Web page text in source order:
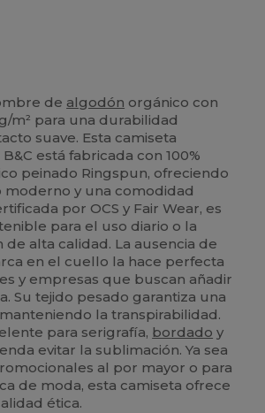
de algodón orgánico con
m² para una durabilidad
suave. Esta camiseta
está fabricada con 100%
peinado Ringspun, ofreciendo
y una comodidad
por OCS y Fair Wear, es
para el uso diario o la
de alta calidad. La ausencia de
en el cuello la hace perfecta
y empresas que buscan añadir
Su tejido pesado garantiza una
la transpirabilidad.
para serigrafía, bordado y
evitar la sublimación. Ya sea
al por mayor o para
de moda, esta camiseta ofrece
ética.